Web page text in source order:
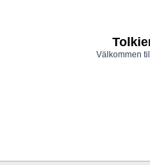
Välkommen